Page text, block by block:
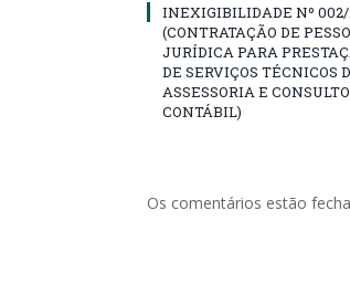
INEXIGIBILIDADE Nº 002/
(CONTRATAÇÃO DE
JURÍDICA PARA
DE SERVIÇOS TÉCNICOS
ASSESSORIA E
CONTÁBIL)
Os comentários estão